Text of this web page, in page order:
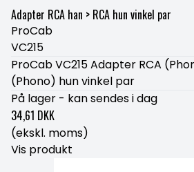
Adapter RCA han > RCA hun vinkel par
ProCab
VC215
ProCab VC215 Adapter RCA
(Phono) hun vinkel par
På lager - kan sendes i dag
34,61 DKK
(ekskl. moms)
Vis produkt